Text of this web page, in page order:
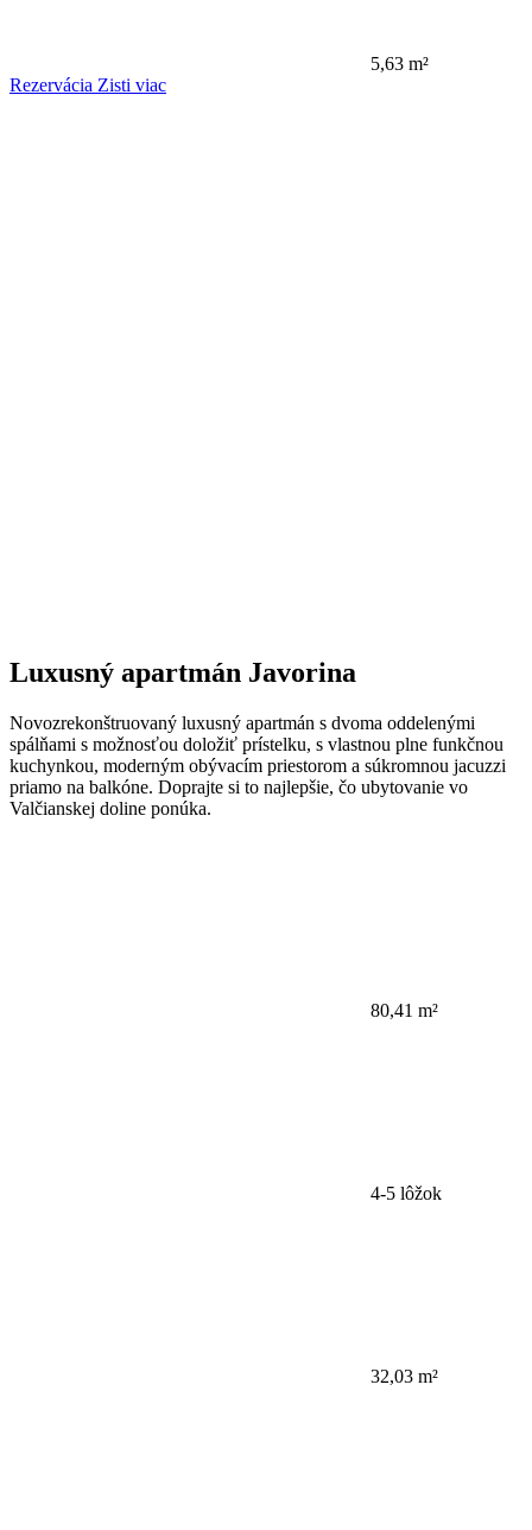
5,63 m²
Rezervácia Zisti viac
Luxusný apartmán Javorina
Novozrekonštruovaný luxusný apartmán s dvoma oddelenými
spálňami s možnosťou doložiť prístelku, s vlastnou plne funkčnou
kuchynkou, moderným obývacím priestorom a súkromnou jacuzzi
priamo na balkóne. Doprajte si to najlepšie, čo ubytovanie vo
Valčianskej doline ponúka.
80,41 m²
4-5 lôžok
32,03 m²